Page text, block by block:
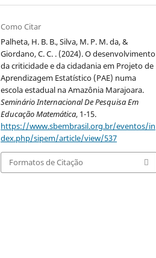
Como Citar
Palheta, H. B. B., Silva, M. P. M. da, &
Giordano, C. C. . (2024). O desenvolvimento
da criticidade e da cidadania em Projeto de
Aprendizagem Estatístico (PAE) numa
escola estadual na Amazônia Marajoara.
Seminário Internacional De Pesquisa Em
Educação Matemática, 1-15.
https://www.sbembrasil.org.br/eventos/in
dex.php/sipem/article/view/537
Formatos de Citação